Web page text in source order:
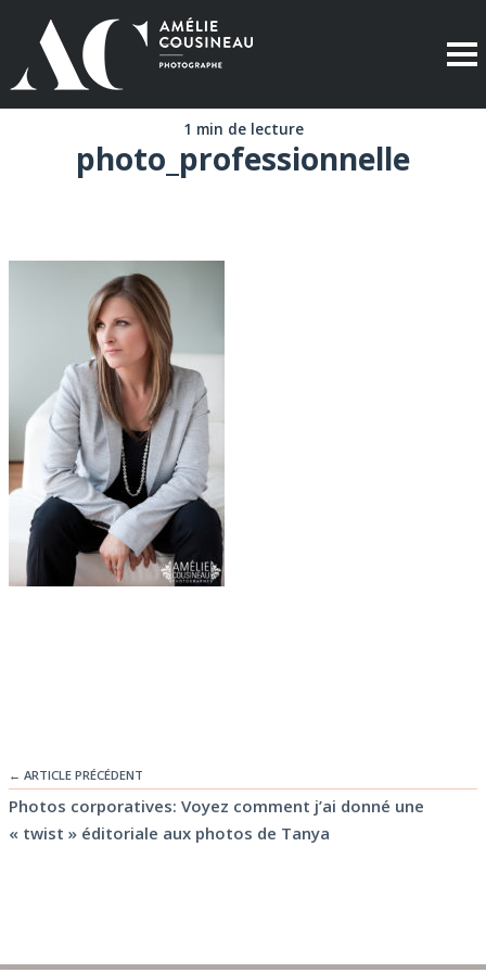
1 min de lecture
photo_professionnelle
← ARTICLE PRÉCÉDENT
Photos corporatives: Voyez comment j’ai donné une
« twist » éditoriale aux photos de Tanya